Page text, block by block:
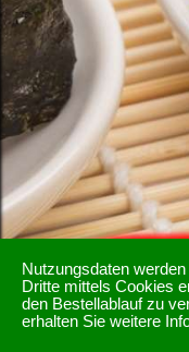
Nutzungsdaten
Dritte mittels Cookies
den Bestellablauf zu
erhalten Sie weitere